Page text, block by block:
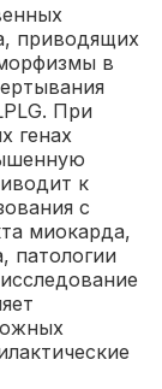
приводящих
в
При
генах
к
с
миокарда,
патологии